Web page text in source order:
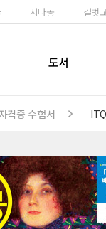
시나공 길벗
도서
격증 수험서